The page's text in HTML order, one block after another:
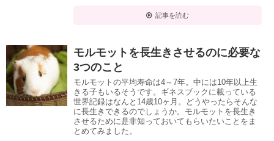
記事を読む
モルモットを長生きさせるのに必要な
3つのこと
モルモットの平均寿命は4～7年。中には10年以上生
きる子もいるそうです。ギネスブックに載っている
世界記録はなんと14歳10ヶ月。どうやったらそんな
に長生きできるのでしょうか。モルモットを長生き
させるために是非知っておいてもらいたいことをま
とめてみました。